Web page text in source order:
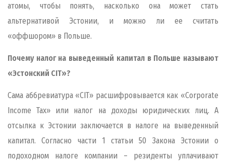
атомы, чтобы понять, насколько она может стать
альтернативой Эстонии, и можно ли ее считать
«оффшором» в Польше.
Почему налог на выведенный капитал в Польше называют
«Эстонский CIT»?
Сама аббревиатура «CIT» расшифровывается как «Corporate
Income Tax» или налог на доходы юридических лиц. А
отсылка к Эстонии заключается в налоге на выведенный
капитал. Согласно части 1 статьи 50 Закона Эстонии о
подоходном налоге компании – резиденты уплачивают